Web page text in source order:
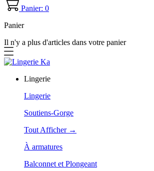
Panier: 0
Panier
Il n'y a plus d'articles dans votre panier
Lingerie
Lingerie
Soutiens-Gorge
Tout Afficher →
À armatures
Balconnet et Plongeant